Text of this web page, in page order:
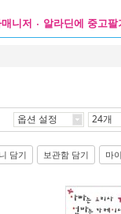
니저 알라딘에 중고팔
옵션 설정 24개
담기 보관함 담기 마